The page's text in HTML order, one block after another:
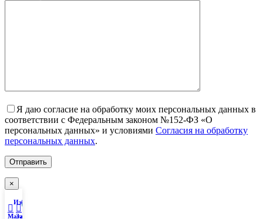
Я даю согласие на обработку моих персональных данных в
соответствии с Федеральным законом №152-ФЗ «О
персональных данных» и условиями Согласия на обработку
персональных данных.
×
Магазин
Избранное
Заказ
Мой аккаунт